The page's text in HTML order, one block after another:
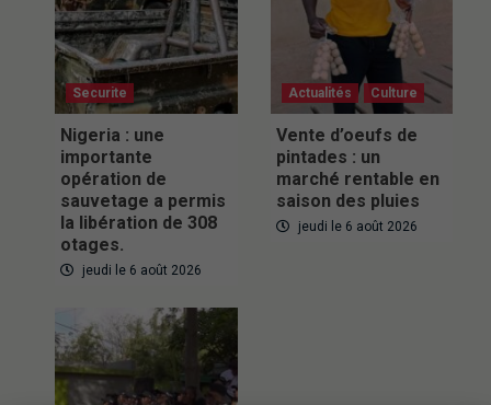
Securite
Nigeria : une
importante
opération de
sauvetage a permis
la libération de 308
otages.
jeudi le 6 août 2026
Actualités Culture
Vente d’oeufs de
pintades : un
marché rentable en
saison des pluies
jeudi le 6 août 2026